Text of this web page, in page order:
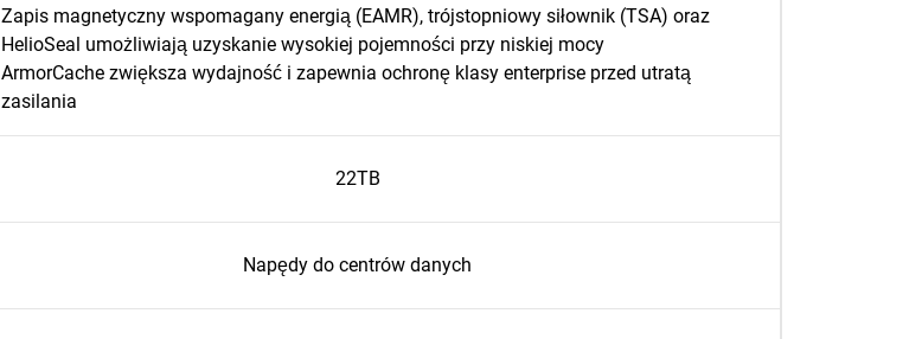
Zapis magnetyczny wspomagany energią (EAMR), trójstopniowy siłownik (TSA) oraz
HelioSeal umożliwiają uzyskanie wysokiej pojemności przy niskiej mocy
ArmorCache zwiększa wydajność i zapewnia ochronę klasy enterprise przed utratą
zasilania
22TB
Napędy do centrów danych